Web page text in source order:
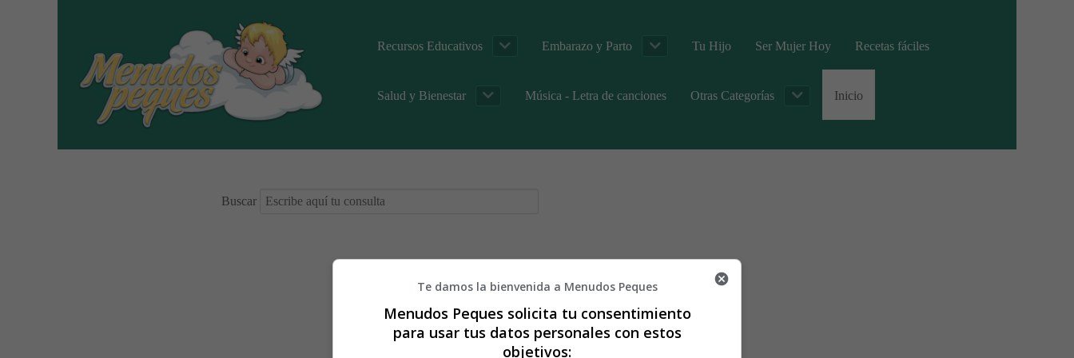
Recursos Educativos Embarazo y Parto Tu Hijo Ser Mujer Hoy Recetas fáciles
Salud y Bienestar Música - Letra de canciones Otras Categorías Inicio
Buscar
Te damos la bienvenida a Menudos Peques
Menudos Peques solicita tu consentimiento
para usar tus datos personales con estos
objetivos: